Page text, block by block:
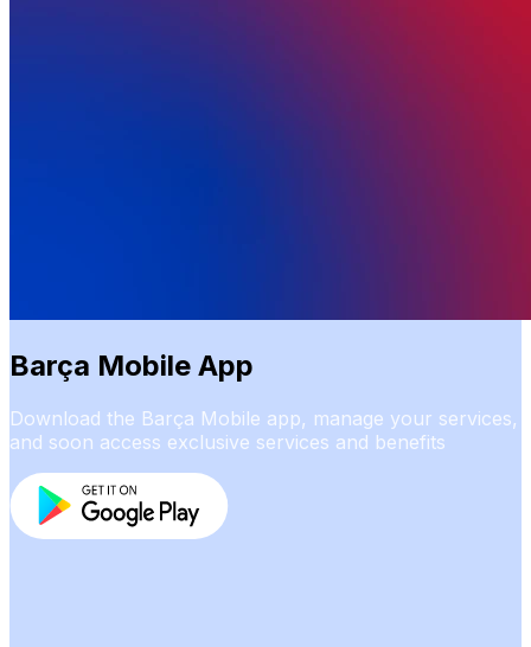
Barça Mobile App
Download the Barça Mobile app, manage your services,
and soon access exclusive services and benefits